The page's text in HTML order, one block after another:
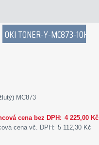
OKI TONER-Y-MC873-10K
MC873
cena bez DPH: 4 225,00 Kč
cena vč. DPH: 5 112,30 Kč